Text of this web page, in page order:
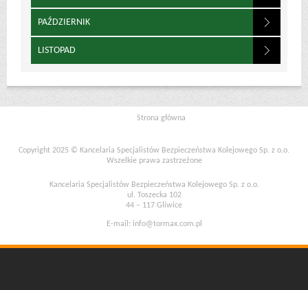
PAŹDZIERNIK
LISTOPAD
Strona główna
Copyright 2025 © Kancelaria Specjalistów Bezpieczeństwa Kolejowego Sp. z o.o.
Wszelkie prawa zastrzeżone
Kancelaria Specjalistów Bezpieczeństwa Kolejowego Sp. z o.o.
ul. Toszecka 102
44 – 117 Gliwice
E-mail: info@tormax.com.pl